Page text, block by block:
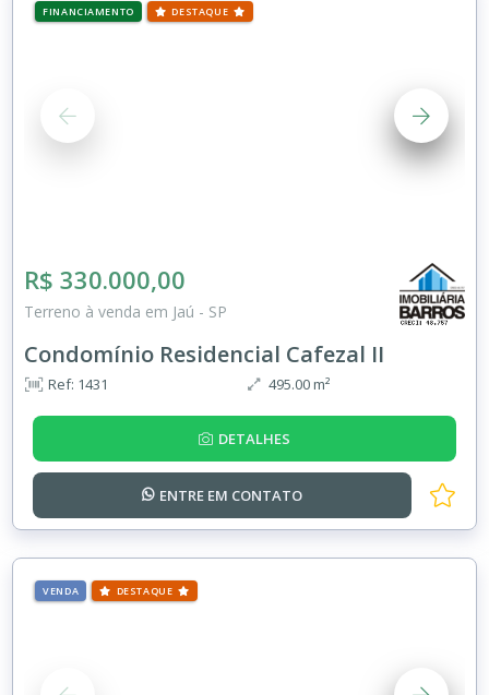
FINANCIAMENTO DESTAQUE
R$ 330.000,00
Terreno à venda em Jaú - SP
Condomínio Residencial Cafezal II
Ref: 1431 495.00 m²
DETALHES
ENTRE EM CONTATO
VENDA DESTAQUE